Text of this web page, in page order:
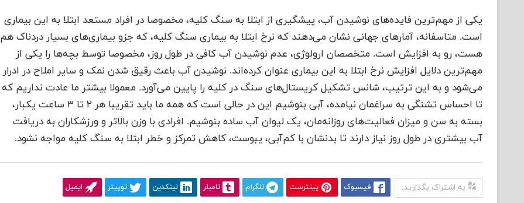
یکی از مهم‌ترین فایده‌های نوشیدن آب، پیشگیری از ابتلا به سنگ کلیه، مخصوصا در افراد مستعد ابتلا به این بیماری
است. متاسفانه، آمارهای جهانی نشان می‌دهند که نرخ ابتلا به بیماری سنگ‌ کلیه، که جزو بیماری‌های بسیار دردناک هم
هست، رو به افزایش است. متخصصان ارولوژی، عدم نوشیدن آب کافی در طول روز، مخصوصا توسط بچه‌ها را یکی از
مهم‌ترین دلایل افزایش نرخ ابتلا به این بیماری عنوان کرده‌اند. نوشیدن آب باعث رقیق شدن نمک و سایر املاح در ادرار
می‌شود و به این ترتیب، شانس تشکیل کریستال‌های سنگ در کلیه را پایین می‌آورد. معمولا بیشتر ما عادت نداریم که
تا احساس تشنگی به سراغمان نیامده، آبی بنوشیم این در حالی است که همه ما باید تقریبا هر ۲ تا ۳ ساعت یکبار،
بسته به سن و میزان فعالیت‌های روزانه‌مان، یک لیوان آب ساده بنوشیم. افرادی با وزن بالاتر و ورزشکاران به دریافت
آب بیشتری در طول روز نیاز دارند تا بدنشان با کم‌آبی، یبوست، کاهش تمرکز و خطر ابتلا به سنگ کلیه مواجه نشود.
به اشتراک بگذارید: فیسبوک پینترست تلگرام تامبلر لینکدین توییتر ایمیل